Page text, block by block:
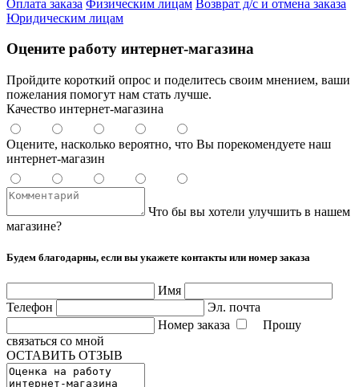
Оплата заказа Физическим лицам Возврат д/с и отмена заказа
Юридическим лицам
Оцените работу интернет-магазина
Пройдите короткий опрос и поделитесь своим мнением, ваши
пожелания помогут нам стать лучше.
Качество интернет-магазина
Оцените, насколько вероятно, что Вы порекомендуете наш
интернет-магазин
Что бы вы хотели улучшить в нашем
магазине?
Будем благодарны, если вы укажете контакты или номер заказа
Имя
Телефон
Эл. почта
Номер заказа
Прошу
связаться со мной
ОСТАВИТЬ ОТЗЫВ